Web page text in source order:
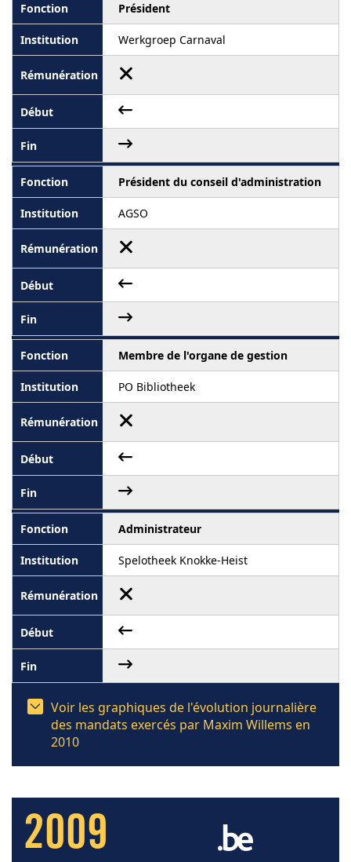
Président
Werkgroep Carnaval
Président du conseil d'administration
AGSO
Membre de l'organe de gestion
PO Bibliotheek
Administrateur
Spelotheek Knokke-Heist
Voir les graphiques de l'évolution journalière
des mandats exercés par Maxim Willems en
2010
2009